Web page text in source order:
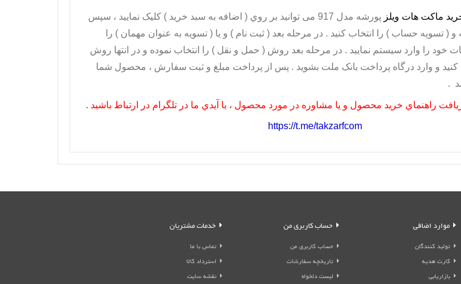
ماکت هات ویلز
پورشه مدل 917 می توانيد بر روي ( اضافه به سبد خريد ) کليک نماييد ، سپس
( تسويه حساب ) را انتخاب کنيد . در مرحله بعد ( ثبت نام ) و يا ( تسويه به عنوان مهمان ) را
خود را وارد سيستم نماييد . در مرحله بعد روش ( حمل و نقل ) را انتخاب نموده و در انتها روش
کنيد و وارد درگاه پرداخت بانک ملت بشويد . پس از پرداخت مبلغ و ثبت سفارش ، محصول شما
.
راهنماي خريد محصول و يا مشاوره در مورد محصول ، با آيدي ما در تلگرام در ارتباط باشيد .
https://t.me/takzarfcom
موارد اضافی
تولید کنندگان
کارت هدیه
بازاریابی
حساب کاربری من
حساب کاربری من
تاریخچه سفارشات
لیست دلخواه
خدمات مشتریان
تماس با ما
استرداد کالا
نقشه سایت